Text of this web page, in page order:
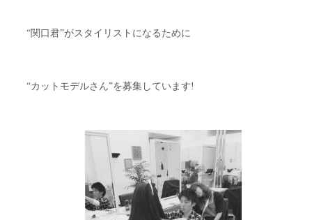
“関口君”がスタイリストになるために
“カットモデルさん”を募集しています!